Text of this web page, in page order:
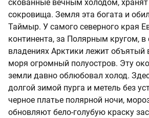
скованные вечным холодом,
сокровища. Земля эта богата и
Таймыр. У самого северного края
континента, за Полярным кругом,
владениях Арктики лежит объятый
моря огромный полуостров. Эту
земли давно облюбовал холод.
долгой зимой пурга и метель без
черное платье полярной ночи,
обновляют бело-голубую краску